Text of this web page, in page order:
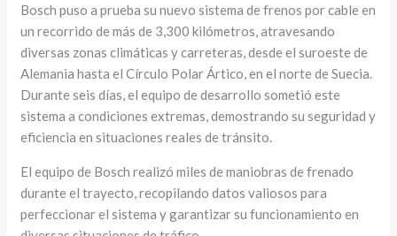
Bosch puso a prueba su nuevo sistema de frenos por cable en
un recorrido de más de 3,300 kilómetros, atravesando
diversas zonas climáticas y carreteras, desde el suroeste de
Alemania hasta el Círculo Polar Ártico, en el norte de Suecia.
Durante seis días, el equipo de desarrollo sometió este
sistema a condiciones extremas, demostrando su seguridad y
eficiencia en situaciones reales de tránsito.
El equipo de Bosch realizó miles de maniobras de frenado
durante el trayecto, recopilando datos valiosos para
perfeccionar el sistema y garantizar su funcionamiento en